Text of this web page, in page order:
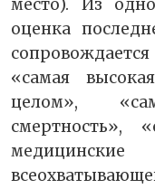
место). Из
оценка
«самая
целом»,
смертность»,